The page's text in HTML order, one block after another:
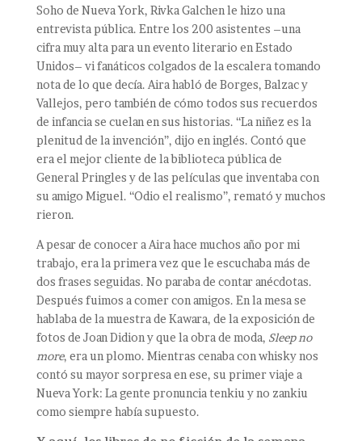
Soho de Nueva York, Rivka Galchen le hizo una
entrevista pública. Entre los 200 asistentes –una
cifra muy alta para un evento literario en Estado
Unidos– vi fanáticos colgados de la escalera tomando
nota de lo que decía. Aira habló de Borges, Balzac y
Vallejos, pero también de cómo todos sus recuerdos
de infancia se cuelan en sus historias. “La niñez es la
plenitud de la invención”, dijo en inglés. Contó que
era el mejor cliente de la biblioteca pública de
General Pringles y de las películas que inventaba con
su amigo Miguel. “Odio el realismo”, remató y muchos
rieron.
A pesar de conocer a Aira hace muchos año por mi
trabajo, era la primera vez que le escuchaba más de
dos frases seguidas. No paraba de contar anécdotas.
Después fuimos a comer con amigos. En la mesa se
hablaba de la muestra de Kawara, de la exposición de
fotos de Joan Didion y que la obra de moda, Sleep no
more, era un plomo. Mientras cenaba con whisky nos
contó su mayor sorpresa en ese, su primer viaje a
Nueva York: La gente pronuncia tenkiu y no zankiu
como siempre había supuesto.